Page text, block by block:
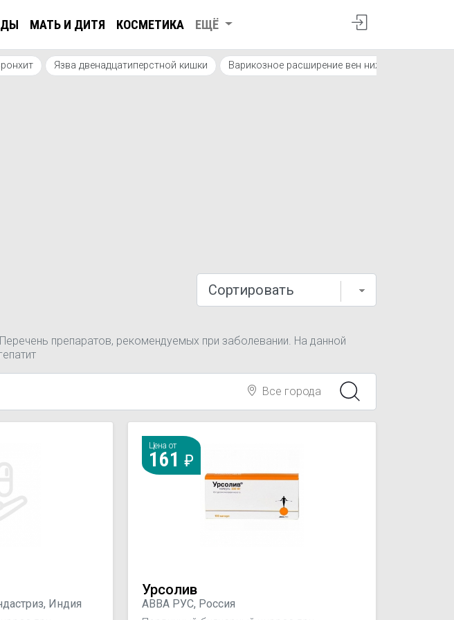
МАТЬ И ДИТЯ КОСМЕТИКА ЕЩЁ
Язва двенадцатиперстной кишки Варикозное расширение вен нижних
препаратов, рекомендуемых при заболевании. На данной
Все города
Индия
Цена от
161
Урсолив
АВВА РУС, Россия